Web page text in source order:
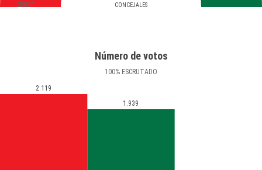
CONCEJALES
2007
Número de votos
100% ESCRUTADO
2.119
1.939